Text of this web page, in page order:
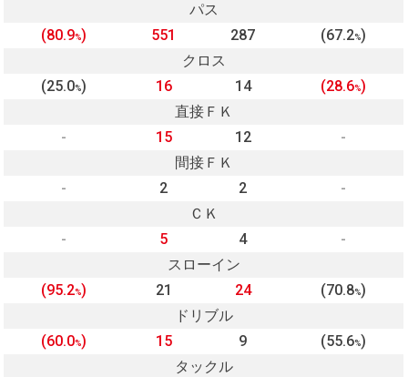
パス
(80.9%) 551 287 (67.2%)
クロス
(25.0%) 16 14 (28.6%)
直接ＦＫ
-
15 12
-
間接ＦＫ
-
2 2
-
ＣＫ
-
5 4
-
スローイン
(95.2%) 21 24 (70.8%)
ドリブル
(60.0%) 15 9 (55.6%)
タックル